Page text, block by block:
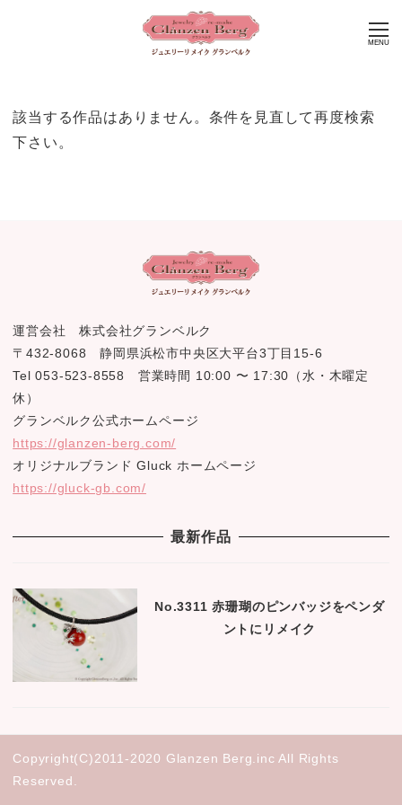
MENU
該当する作品はありません。条件を見直して再度検索
下さい。
運営会社 株式会社グランベルク
〒432-8068 静岡県浜松市中央区大平台3丁目15-6
Tel 053-523-8558 営業時間 10:00 〜 17:30（水・木曜定
休）
グランベルク公式ホームページ
https://glanzen-berg.com/
オリジナルブランド Gluck ホームページ
https://gluck-gb.com/
最新作品
No.3311 赤珊瑚のピンバッジをペンダ
ントにリメイク
Copyright(C)2011-2020 Glanzen Berg.inc All Rights
Reserved.